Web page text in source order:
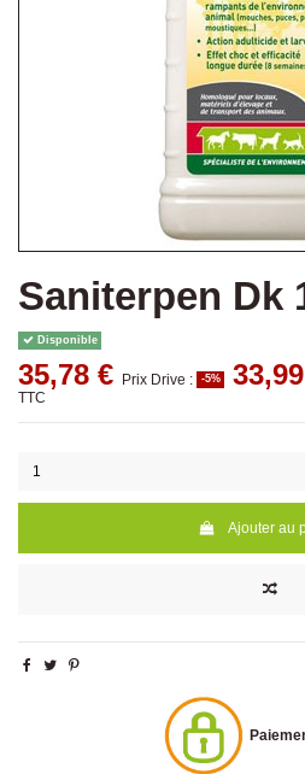
Saniterpen Dk
Disponible
35,78 € Prix Drive : -5%
TTC
Ajouter au